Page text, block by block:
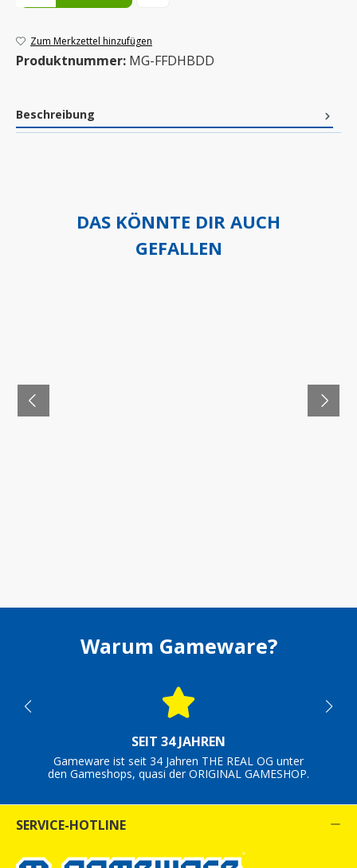
Zum Merkzettel hinzufügen
Produktnummer: MG-FFDHBDD
Beschreibung
DAS KÖNNTE DIR AUCH
GEFALLEN
Warum Gameware?
SEIT 34 JAHREN
Gameware ist seit 34 Jahren THE REAL OG unter
den Gameshops, quasi der ORIGINAL GAMESHOP.
SERVICE-HOTLINE